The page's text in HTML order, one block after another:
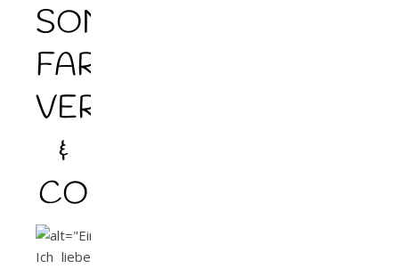
SONDERAUSGABEN,
FARBSCHNITTE,
VEREDELUNGEN
&
CO
Ich liebe